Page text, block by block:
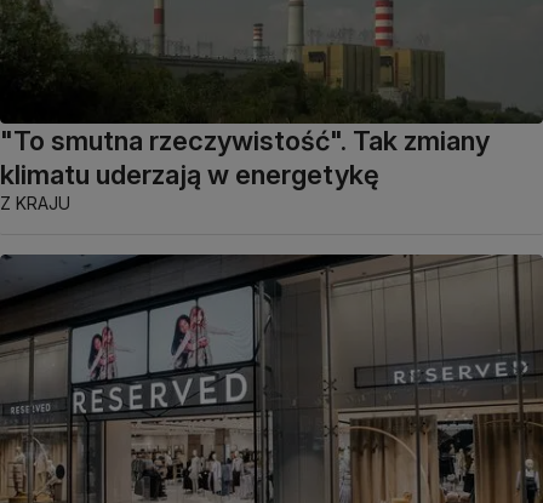
"To smutna rzeczywistość". Tak zmiany
klimatu uderzają w energetykę
Z KRAJU